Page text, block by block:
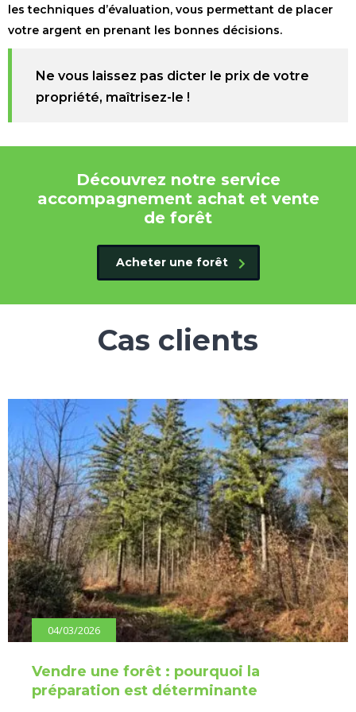
les techniques d’évaluation, vous permettant de placer
votre argent en prenant les bonnes décisions.
Ne vous laissez pas dicter le prix de votre
propriété, maîtrisez-le !
Découvrez notre service
accompagnement achat et vente
de forêt
Acheter une forêt
Cas clients
04/03/2026
Vendre une forêt : pourquoi la
préparation est déterminante